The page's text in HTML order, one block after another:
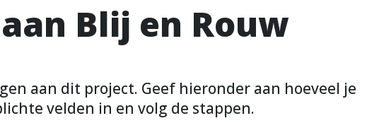
Blij en Rouw
aan dit project. Geef hieronder aan hoeveel je
velden in en volg de stappen.